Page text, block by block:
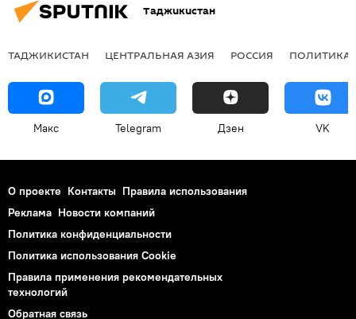
Таджикистан
ТАДЖИКИСТАН ЦЕНТРАЛЬНАЯ АЗИЯ РОССИЯ ПОЛИТИКА
Макс Telegram Дзен VK
О проекте Контакты Правила использования
Реклама Новости компаний
Политика конфиденциальности
Политика использования Cookie
Правила применения рекомендательных
технологий
Обратная связь